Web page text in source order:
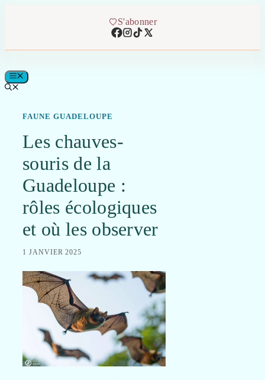
S'abonner
MENU
FAUNE GUADELOUPE
Les chauves-
souris de la
Guadeloupe :
rôles écologiques
et où les observer
1 JANVIER 2025